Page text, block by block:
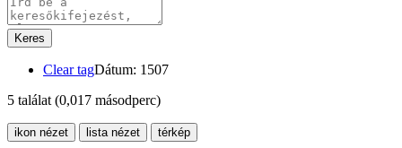
Keres
Clear tagDátum: 1507
5 találat (0,017 másodperc)
ikon nézet lista nézet térkép